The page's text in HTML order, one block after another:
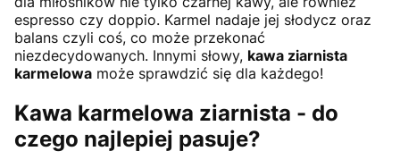
espresso czy doppio. Karmel nadaje jej słodycz oraz
balans czyli coś, co może przekonać
niezdecydowanych. Innymi słowy, kawa ziarnista
karmelowa może sprawdzić się dla każdego!
Kawa karmelowa ziarnista - do
czego najlepiej pasuje?